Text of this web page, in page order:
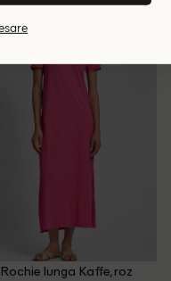
Rochie lunga Kaffe, roz